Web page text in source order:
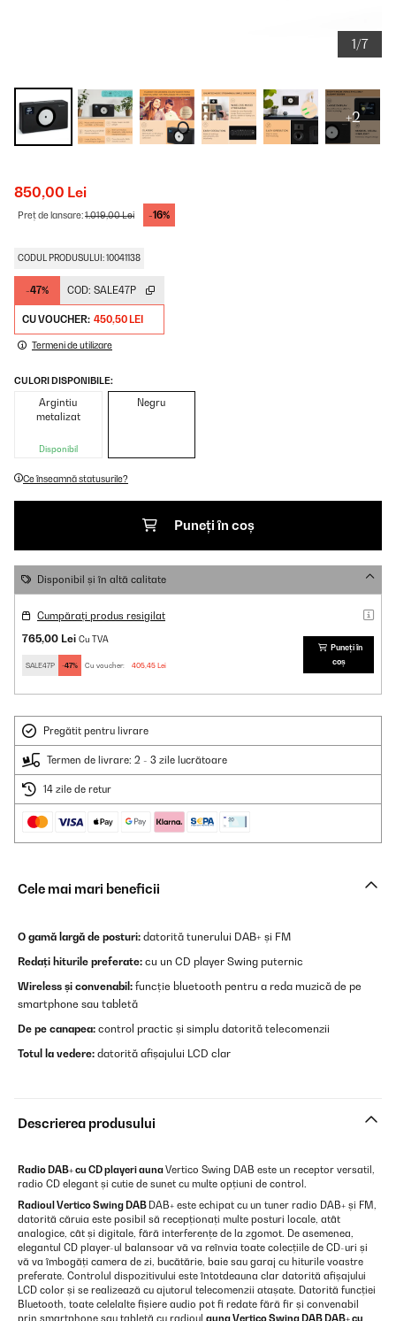
1/7
+2
850,00 Lei
Preț de lansare:1.019,00 Lei -16%
CODUL PRODUSULUI: 10041138
-47% COD: SALE47P
CU VOUCHER: 450,50 LEI
Termeni de utilizare
CULORI DISPONIBILE:
Argintiu
metalizat
Disponibil
Negru
Ce înseamnă statusurile?
Puneți în coș
Disponibil și în altă calitate
Cumpărați produs resigilat
765,00 Lei Cu TVA
SALE47P -47% Cu voucher: 405,45 Lei
Puneți în
coș
Pregătit pentru livrare
Termen de livrare: 2 - 3 zile lucrătoare
14 zile de retur
Cele mai mari beneficii
O gamă largă de posturi: datorită tunerului DAB+ și FM
Redați hiturile preferate: cu un CD player Swing puternic
Wireless și convenabil: funcție bluetooth pentru a reda muzică de pe
smartphone sau tabletă
De pe canapea: control practic și simplu datorită telecomenzii
Totul la vedere: datorită afișajului LCD clar
Descrierea produsului
Radio DAB+ cu CD playeriaunaVertico Swing DAB este un receptor versatil,
radio CD elegant și cutie de sunet cu multe opțiuni de control.
Radioul Vertico Swing DAB DAB+ este echipat cu un tuner radio DAB+ și FM,
datorită căruia este posibil să recepționați multe posturi locale, atât
analogice, cât și digitale, fără interferențe de la zgomot. De asemenea,
elegantul CD player-ul balansoar vă va reînvia toate colecțiile de CD-uri și
vă va îmbogăți camera de zi, bucătărie, baie sau garaj cu hiturile voastre
preferate. Controlul dispozitivului este întotdeauna clar datorită afișajului
LCD color și se realizează cu ajutorul telecomenzii atașate. Datorită funcției
Bluetooth, toate celelalte fișiere audio pot fi redate fără fir și convenabil
prin smartphone sau tabletă cu radioul aunaVertico Swing DAB DAB+ cu